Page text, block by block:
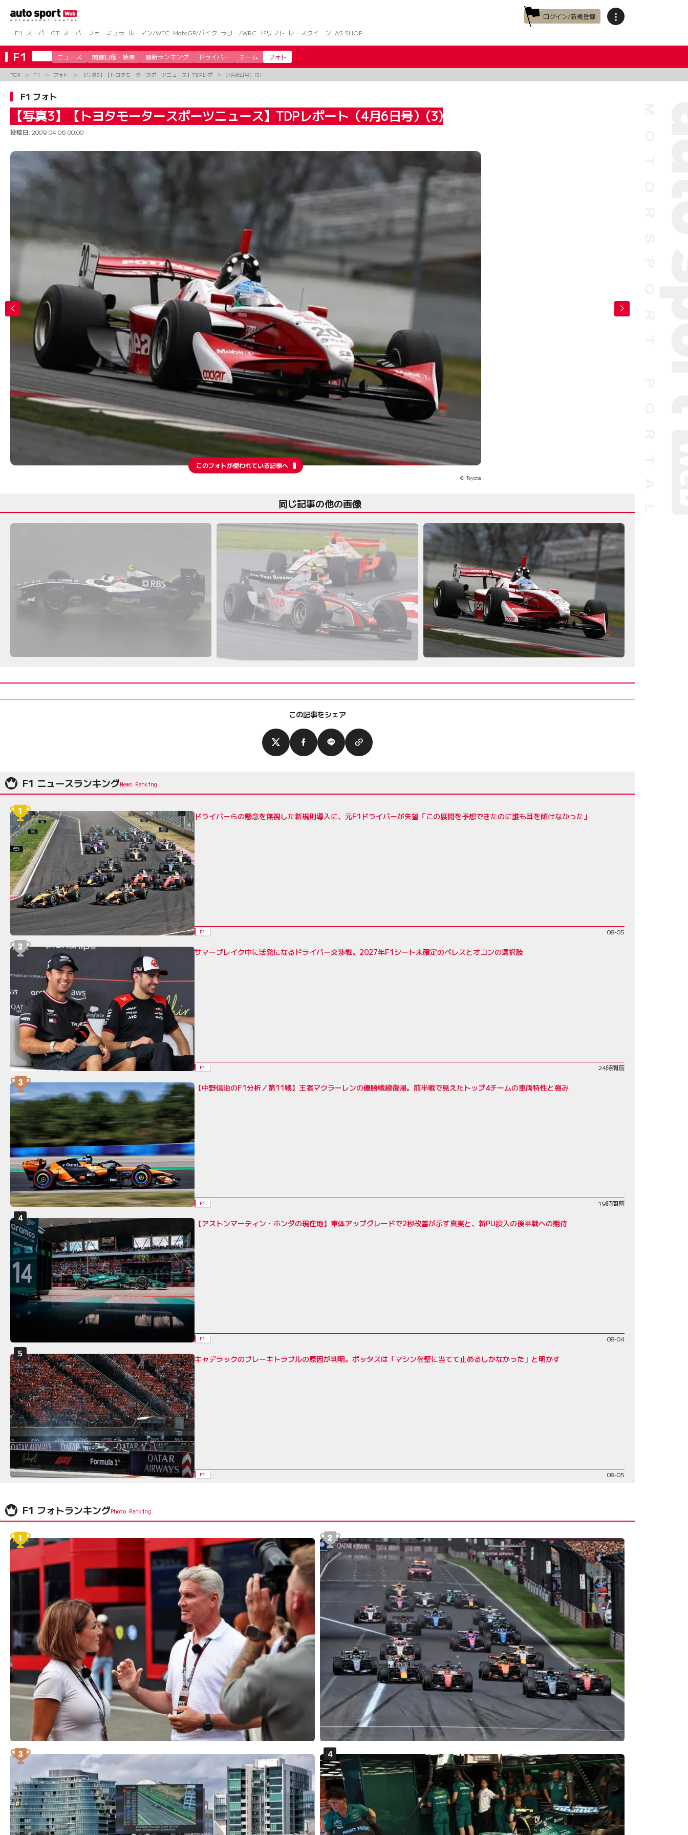
ツ
へ
ス
キ
ッ
ログイン/新規登録
F1
スーパーGT スーパーフォーミュラ ル・マン/WEC MotoGP/バイク ラリー/WRC ドリフト レースクイーン AS SHOP
F1 ニュース 開催日程・結果 最新ランキング ドライバー チーム フォト
TOP F1 フォト 【写真3】【トヨタモータースポーツニュース】TDPレポート（4月6日号）(3)
F1 フォト
【写真3】【トヨタモータースポーツニュース】TDPレポート（4月6日号）(3)
投稿日: 2009.04.06 00:00
このフォトが使われている記事へ
© Toyota
同じ記事の他の画像
この記事をシェア
F1 ニュースランキング
ドライバーらの懸念を無視した新規則導入に、元F1ドライバーが失望「この展開を予想できたのに誰も耳を傾けなかった」
F1 08-05
サマーブレイク中に活発になるドライバー交渉戦。2027年F1シート未確定のペレスとオコンの選択肢
F1 24時間前
【中野信治のF1分析／第11戦】王者マクラーレンの優勝戦線復帰。前半戦で見えたトップ4チームの車両特性と強み
F1 19時間前
【アストンマーティン・ホンダの現在地】車体アップグレードで2秒改善が示す真実と、新PU投入の後半戦への期待
F1 08-04
キャデラックのブレーキトラブルの原因が判明。ボッタスは「マシンを壁に当てて止めるしかなかった」と明かす
F1 08-05
F1 フォトランキング